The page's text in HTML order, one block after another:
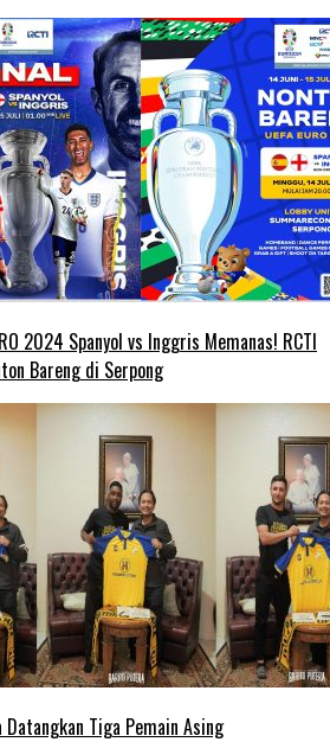
2024 Spanyol vs Inggris Memanas! RCTI
Bareng di Serpong
Tiga Pemain Asing